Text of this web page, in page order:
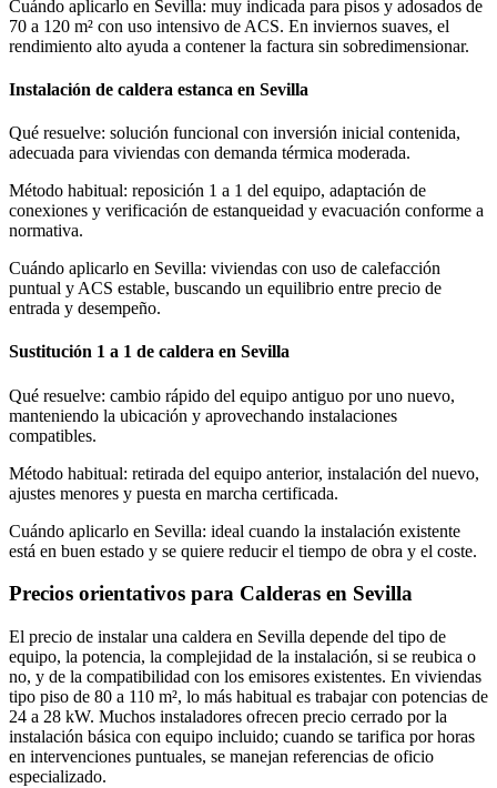
Cuándo aplicarlo en Sevilla: muy indicada para pisos y adosados de
70 a 120 m² con uso intensivo de ACS. En inviernos suaves, el
rendimiento alto ayuda a contener la factura sin sobredimensionar.
Instalación de caldera estanca en Sevilla
Qué resuelve: solución funcional con inversión inicial contenida,
adecuada para viviendas con demanda térmica moderada.
Método habitual: reposición 1 a 1 del equipo, adaptación de
conexiones y verificación de estanqueidad y evacuación conforme a
normativa.
Cuándo aplicarlo en Sevilla: viviendas con uso de calefacción
puntual y ACS estable, buscando un equilibrio entre precio de
entrada y desempeño.
Sustitución 1 a 1 de caldera en Sevilla
Qué resuelve: cambio rápido del equipo antiguo por uno nuevo,
manteniendo la ubicación y aprovechando instalaciones
compatibles.
Método habitual: retirada del equipo anterior, instalación del nuevo,
ajustes menores y puesta en marcha certificada.
Cuándo aplicarlo en Sevilla: ideal cuando la instalación existente
está en buen estado y se quiere reducir el tiempo de obra y el coste.
Precios orientativos para Calderas en Sevilla
El precio de instalar una caldera en Sevilla depende del tipo de
equipo, la potencia, la complejidad de la instalación, si se reubica o
no, y de la compatibilidad con los emisores existentes. En viviendas
tipo piso de 80 a 110 m², lo más habitual es trabajar con potencias de
24 a 28 kW. Muchos instaladores ofrecen precio cerrado por la
instalación básica con equipo incluido; cuando se tarifica por horas
en intervenciones puntuales, se manejan referencias de oficio
especializado.